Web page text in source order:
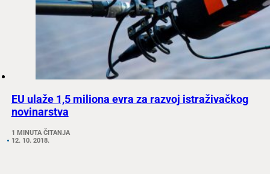
EU ulaže 1,5 miliona evra za razvoj istraživačkog
novinarstva
1 MINUTA ČITANJA
12. 10. 2018.